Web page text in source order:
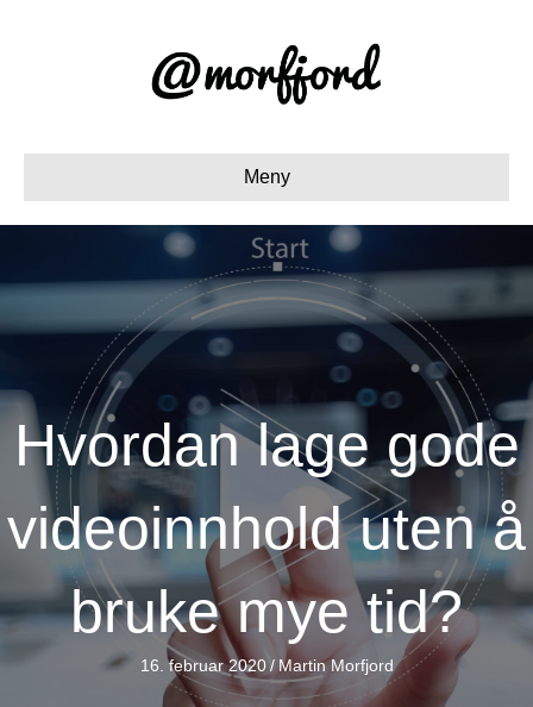
Meny
Hvordan lage gode
videoinnhold uten å
bruke mye tid?
16. februar 2020 / Martin Morfjord